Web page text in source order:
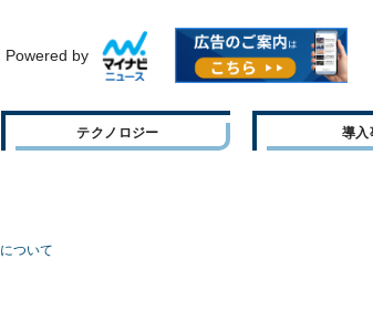
Powered by
テクノロジー 導入
ついて